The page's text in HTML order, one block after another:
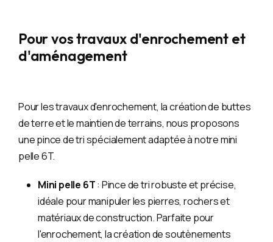
Pour vos travaux d'enrochement et
d'aménagement
Pour les travaux d'enrochement, la création de buttes
de terre et le maintien de terrains, nous proposons
une pince de tri spécialement adaptée à notre mini
pelle 6T.
Mini pelle 6T: Pince de tri robuste et précise,
idéale pour manipuler les pierres, rochers et
matériaux de construction. Parfaite pour
l'enrochement, la création de soutènements